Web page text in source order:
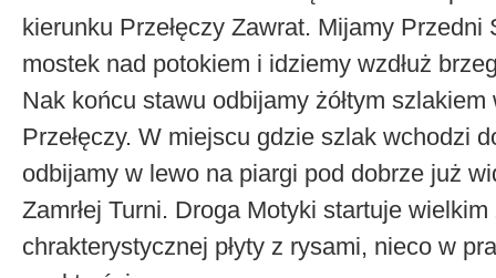
kierunku Przełęczy Zawrat. Mijamy
mostek nad potokiem i idziemy wzdłuż
Nak końcu stawu odbijamy żółtym
Przełęczy. W miejscu gdzie szlak wchodzi
odbijamy w lewo na piargi pod dobrze już
Zamrłej Turni. Droga Motyki startuje
chrakterystycznej płyty z rysami, nieco w